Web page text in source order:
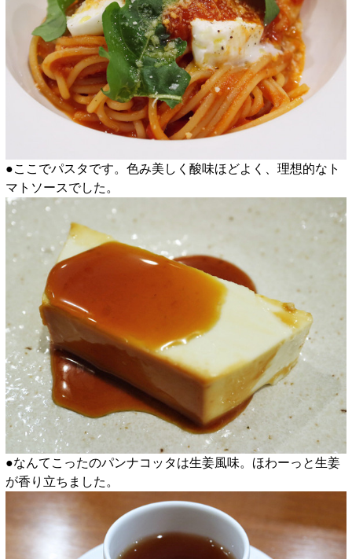
●ここでパスタです。色み美しく酸味ほどよく、理想的なト
マトソースでした。
●なんてこったのパンナコッタは生姜風味。ほわーっと生姜
が香り立ちました。